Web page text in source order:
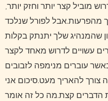
מוביל קצר יותר וחזק יותר,
מהפרעות.אבל לפורל שנלכד
שהמנהיג שלך יתנתק בקלות
עשויים לדרוש מאחד לקצר
עוברים מנימפה לזבובים
צורך להאריך מעט.סיכום אני
הדברים קצת.מה כל זה אומר